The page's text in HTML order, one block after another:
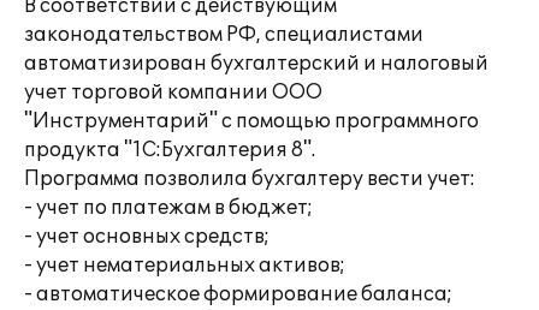
В соответствии с действующим
законодательством РФ, специалистами
автоматизирован бухгалтерский и налоговый
учет торговой компании ООО
"Инструментарий" с помощью программного
продукта "1С:Бухгалтерия 8".
Программа позволила бухгалтеру вести учет:
- учет по платежам в бюджет;
- учет основных средств;
- учет нематериальных активов;
- автоматическое формирование баланса;